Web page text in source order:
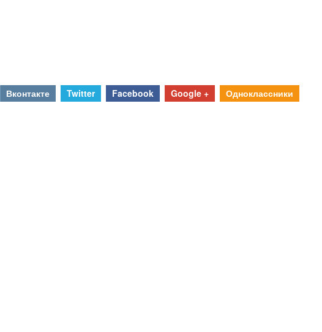
Вконтакте Twitter Facebook Google + Одноклассники